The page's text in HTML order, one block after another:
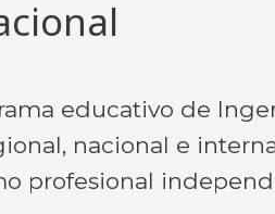
educativo de
nacional e
profesional